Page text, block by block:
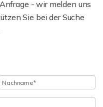
- wir melden uns
Sie bei der Suche